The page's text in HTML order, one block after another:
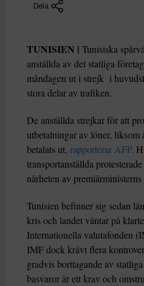
Dela
TUNISIEN | Tunisiska
anställda av det statliga
måndagen ut i strejk i
stora delar av trafiken.
De anställda strejkar för att
utbetalningar av löner, liksom
betalats ut, rapporterar AFP.
transportanställda
närheten av
Tunisien befinner sig sedan
kris och landet väntar på
Internationella valutafonden
IMF dock krävt flera
gradvis borttagande av
basvaror är ett krav och